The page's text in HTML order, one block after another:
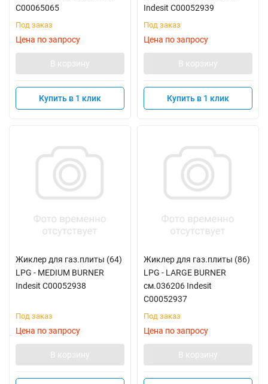
C00065065
Под заказ
Цена по запросу
В корзину
Купить в 1 клик
Indesit C00052939
Под заказ
Цена по запросу
В корзину
Купить в 1 клик
Жиклер для газ.плиты (64)
LPG - MEDIUM BURNER
Indesit C00052938
Под заказ
Цена по запросу
В корзину
Жиклер для газ.плиты (86)
LPG - LARGE BURNER
см.036206 Indesit
C00052937
Под заказ
Цена по запросу
В корзину